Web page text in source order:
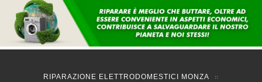
RIPARAZIONE ELETTRODOMESTICI MONZA